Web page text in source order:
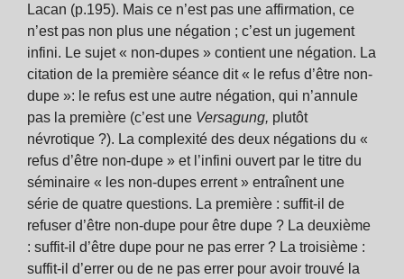
Lacan (p.195). Mais ce n’est pas une affirmation, ce
n’est pas non plus une négation ; c’est un jugement
infini. Le sujet « non-dupes » contient une négation. La
citation de la première séance dit « le refus d’être non-
dupe »: le refus est une autre négation, qui n’annule
pas la première (c’est une Versagung, plutôt
névrotique ?). La complexité des deux négations du «
refus d’être non-dupe » et l’infini ouvert par le titre du
séminaire « les non-dupes errent » entraînent une
série de quatre questions. La première : suffit-il de
refuser d’être non-dupe pour être dupe ? La deuxième
: suffit-il d’être dupe pour ne pas errer ? La troisième :
suffit-il d’errer ou de ne pas errer pour avoir trouvé la